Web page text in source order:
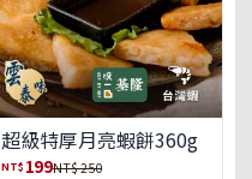
超級特厚月亮蝦餅360g
NT$ 199NT$ 250